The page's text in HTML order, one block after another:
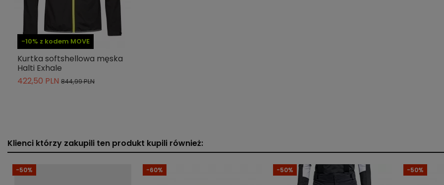
Indeks
086-0774-P99
» Podmiot odpowiedzialny
-10% z kodem MOVE
Kurtka softshellowa męska
Halti Exhale
422,50 PLN 844,99 PLN
Klienci którzy zakupili ten produkt kupili również:
-50% -60% -50% -50%